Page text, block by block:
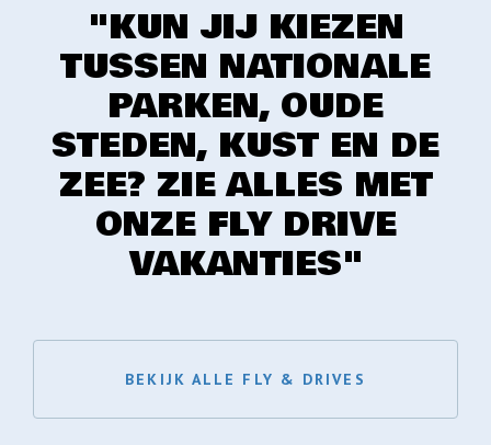
"KUN JIJ KIEZEN
TUSSEN NATIONALE
PARKEN, OUDE
STEDEN, KUST EN DE
ZEE? ZIE ALLES MET
ONZE FLY DRIVE
VAKANTIES"
BEKIJK ALLE FLY & DRIVES